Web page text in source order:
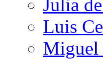
Julia
Luis
Miguel